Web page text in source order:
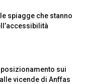
spiagge che stanno
sui
vicende di Anffas